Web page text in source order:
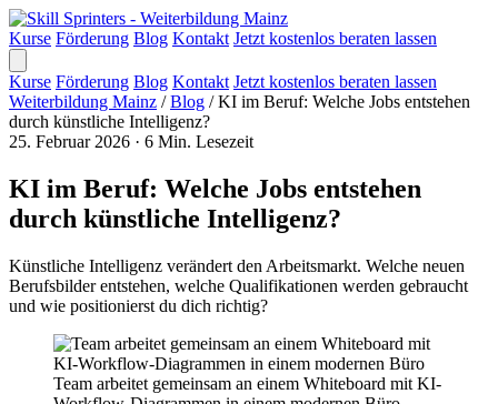
Kurse Förderung Blog Kontakt Jetzt kostenlos beraten lassen
Kurse Förderung Blog Kontakt Jetzt kostenlos beraten lassen
Weiterbildung Mainz / Blog / KI im Beruf: Welche Jobs entstehen
durch künstliche Intelligenz?
25. Februar 2026 · 6 Min. Lesezeit
KI im Beruf: Welche Jobs entstehen
durch künstliche Intelligenz?
Künstliche Intelligenz verändert den Arbeitsmarkt. Welche neuen
Berufsbilder entstehen, welche Qualifikationen werden gebraucht
und wie positionierst du dich richtig?
Team arbeitet gemeinsam an einem Whiteboard mit KI-